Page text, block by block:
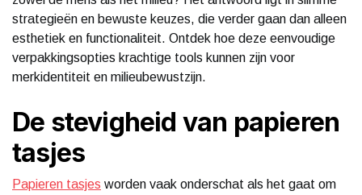
strategieën en bewuste keuzes, die verder gaan dan alleen
esthetiek en functionaliteit. Ontdek hoe deze eenvoudige
verpakkingsopties krachtige tools kunnen zijn voor
merkidentiteit en milieubewustzijn.
De stevigheid van papieren
tasjes
Papieren tasjes worden vaak onderschat als het gaat om